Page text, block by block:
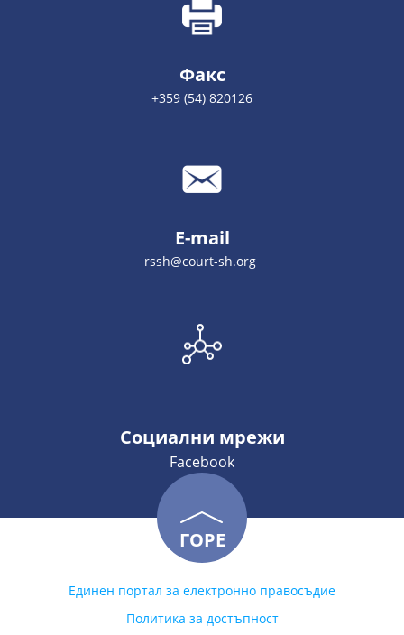
Факс
+359 (54) 820126
E-mail
rssh@court-sh.org
Социални мрежи
Facebook
ГОРЕ
Единен портал за електронно правосъдие
Политика за достъпност